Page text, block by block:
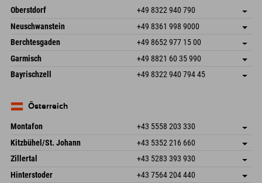
Oberstdorf +49 8322 940 790
An der Breitach 3
87538 Fischen I. Allgäu
Deutschland
Adresse speichern
Anreiseinfos
Buchen
Neuschwanstein +49 8361 998 9000
An der Riese 45
87484 Nesselwang im Allgäu
Deutschland
Adresse speichern
Buchen
Berchtesgaden +49 8652 977 15 00
Hofreitstr. 7
83471 Schönau am Königssee
Deutschland
Adresse speichern
Anreiseinfos
Buchen
Garmisch +49 8821 60 35 990
Frickenstraße 22
82490 Farchant
Adresse speichern
Bayrischzell +49 8322 940 794 45
Deutschland
Österreich
Montafon +43 5558 203 330
Dorfstr. 127b
6793 Gaschurn/Montafon
Österreich
Adresse speichern
Anreiseinfos
Buchen
Kitzbühel/St. Johann +43 5352 216 660
Speckbacherstraße 87
Österreich
Adresse speichern
Buchen
Zillertal +43 5283 393 930
Schmiedau 2
6272 Kaltenbach im Zillertal
Adresse speichern
Anreiseinfos
Hinterstoder +43 7564 204 440